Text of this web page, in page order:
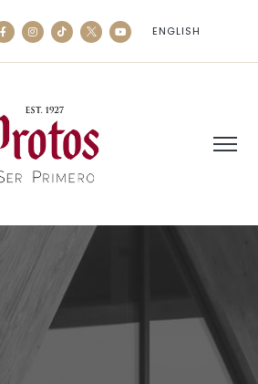
ENGLISH